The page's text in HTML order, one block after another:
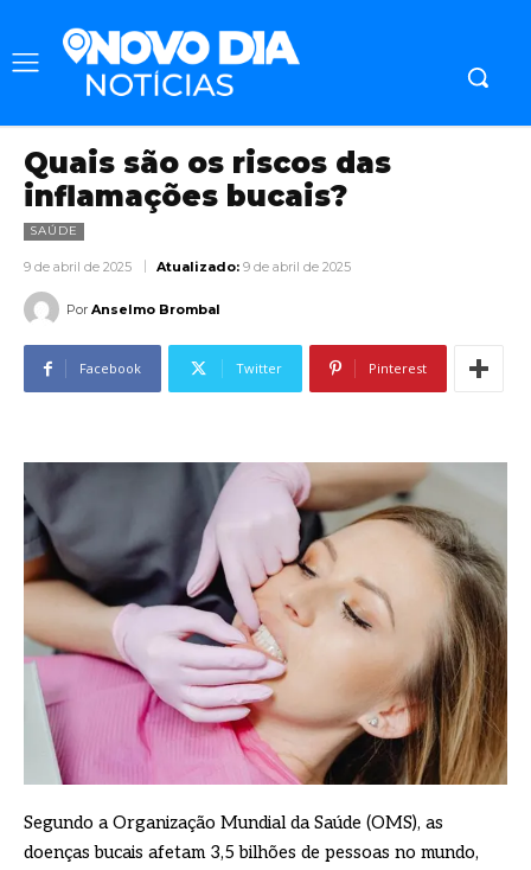
Quais são os riscos das
inflamações bucais?
SAÚDE
9 de abril de 2025 Atualizado: 9 de abril de 2025
Por Anselmo Brombal
Facebook Twitter Pinterest
Segundo a Organização Mundial da Saúde (OMS), as
doenças bucais afetam 3,5 bilhões de pessoas no mundo,